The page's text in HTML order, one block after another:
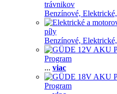
trávnikov
Benzínové, Elektrické,
píly
Benzínové, Elektrické,
Program
... viac
Program